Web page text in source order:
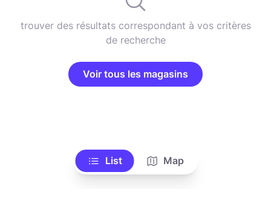
trouver des résultats correspondant à vos critères
de recherche
Voir tous les magasins
List Map